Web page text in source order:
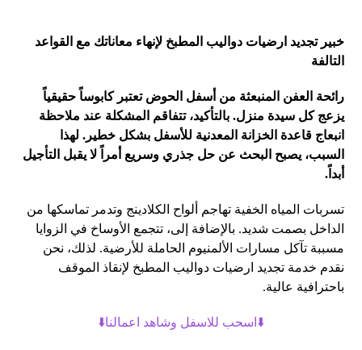
خبير تجديد ارضيات دواليب المطبخ لإنهاء معاناتك مع القواعد
التالفة
رائحة العفن المنبعثة من أسفل الحوض تعتبر كابوساً حقيقياً
يزعج كل سيدة منزل. بالتأكيد، تتفاقم المشكلة عند ملاحظة
انبعاج قاعدة الخزانة المعدنية للأسفل بشكل خطير. لهذا
السبب، يصبح البحث عن حل جذري وسريع أمراً لا يقبل التأجيل
أبداً.
تسربات المياه الخفية تهاجم ألواح الكلادينج وتدمر تماسكها من
الداخل بصمت شديد. بالإضافة إلى، تتجمع الأوساخ في الزوايا
مسببة تآكل مسارات الألمنيوم الحاملة للأرضية. لذلك، نحن
نقدم خدمة تجديد ارضيات دواليب المطبخ لإنقاذ الموقف
باحترافية عالية.
⬇️اسحب للاسفل وشاهد اعمالنا⬇️